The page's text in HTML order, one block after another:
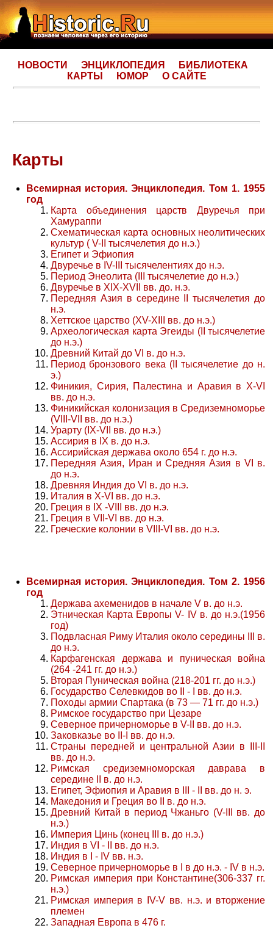
НОВОСТИ ЭНЦИКЛОПЕДИЯ
БИБЛИОТЕКА
КАРТЫ
ЮМОР О САЙТЕ
Карты
Всемирная история. Энциклопедия. Том 1. 1955
год
Карта объединения царств Двуречья при
Хамураппи
Схематическая карта основных неолитических
культур ( V-II тысячелетия до н.э.)
Египет и Эфиопия
Двуречье в IV-III тысячелентиях до н.э.
Период Энеолита (III тысячелетие до н.э.)
Двуречье в XIX-XVII вв. до. н.э.
Передняя Азия в середине II тысячелетия до
н.э.
Хеттское царство (XV-XIII вв. до н.э.)
Археологическая карта Эгеиды (II тысячелетие
до н.э.)
Древний Китай до VI в. до н.э.
Период бронзового века (II тысячелетие до н.
э.)
Финикия, Сирия, Палестина и Аравия в X-VI
вв. до н.э.
Финикийская колонизация в Средиземноморье
(VIII-VII вв. до н.э.)
Урарту (IX-VII вв. до н.э.)
Ассирия в IX в. до н.э.
Ассирийская держава около 654 г. до н.э.
Передняя Азия, Иран и Средняя Азия в VI в.
до н.э.
Древняя Индия до VI в. до н.э.
Италия в X-VI вв. до н.э.
Греция в IX -VIII вв. до н.э.
Греция в VII-VI вв. до н.э.
Греческие колонии в VIII-VI вв. до н.э.
Всемирная история. Энциклопедия. Том 2. 1956
год
Держава ахеменидов в начале V в. до н.э.
Этническая Карта Европы V- IV в. до н.э.(1956
год)
Подвласная Риму Италия около середины III в.
до н.э.
Карфагенская держава и пуническая война
(264 -241 гг. до н.э.)
Вторая Пуническая война (218-201 гг. до н.э.)
Государство Селевкидов во II - I вв. до н.э.
Походы армии Спартака (в 73 — 71 гг. до н.э.)
Римское государство при Цезаре
Северное причерноморье в V-II вв. до н.э.
Заковказье во II-I вв. до н.э.
Страны передней и центральной Азии в III-II
вв. до н.э.
Римская средиземноморская даврава в
середине II в. до н.э.
Египет, Эфиопия и Аравия в III - II вв. до н. э.
Македония и Греция во II в. до н.э.
Древний Китай в период Чжаньго (V-III вв. до
н.э.)
Империя Цинь (конец III в. до н.э.)
Индия в VI - II вв. до н.э.
Индия в I - IV вв. н.э.
Северное причерноморье в I в до н.э. - IV в н.э.
Римская империя при Константине(306-337 гг.
н.э.)
Римская империя в IV-V вв. н.э. и вторжение
племен
Западная Европа в 476 г.